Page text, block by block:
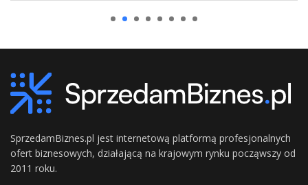
SprzedamBiznes.pl jest internetową platformą profesjonalnych
ofert biznesowych, działającą na krajowym rynku począwszy od
2011 roku.